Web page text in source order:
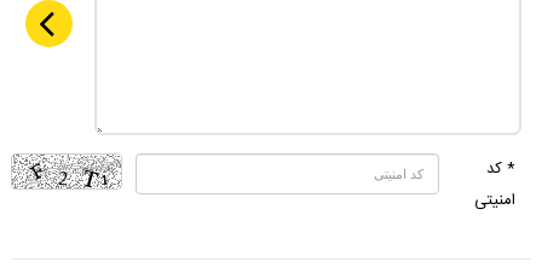
* کد
امنیتی